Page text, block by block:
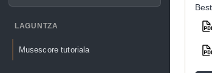
LAGUNTZA
Musescore tutoriala